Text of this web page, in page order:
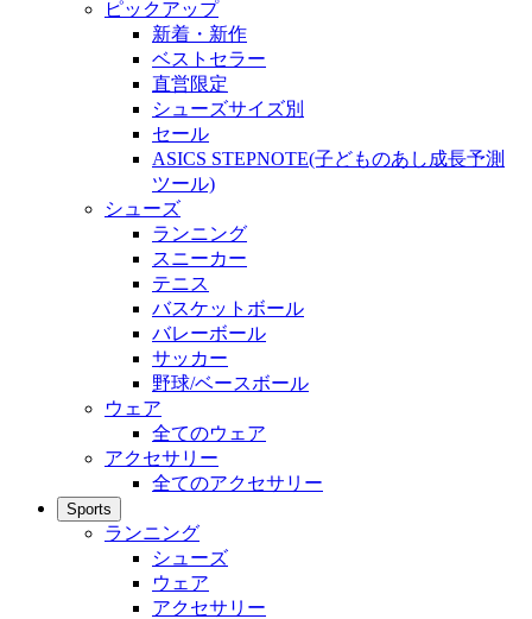
ピックアップ
新着・新作
ベストセラー
直営限定
シューズサイズ別
セール
ASICS STEPNOTE(子どものあし成長予測
ツール)
シューズ
ランニング
スニーカー
テニス
バスケットボール
バレーボール
サッカー
野球/ベースボール
ウェア
全てのウェア
アクセサリー
全てのアクセサリー
Sports
ランニング
シューズ
ウェア
アクセサリー